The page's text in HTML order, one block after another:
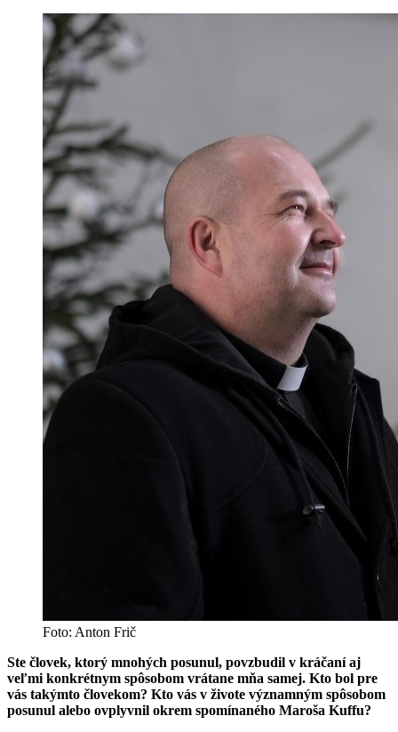
Foto: Anton Frič
Ste človek, ktorý mnohých posunul, povzbudil v kráčaní aj
veľmi konkrétnym spôsobom vrátane mňa samej. Kto bol pre
vás takýmto človekom? Kto vás v živote významným spôsobom
posunul alebo ovplyvnil okrem spomínaného Maroša Kuffu?